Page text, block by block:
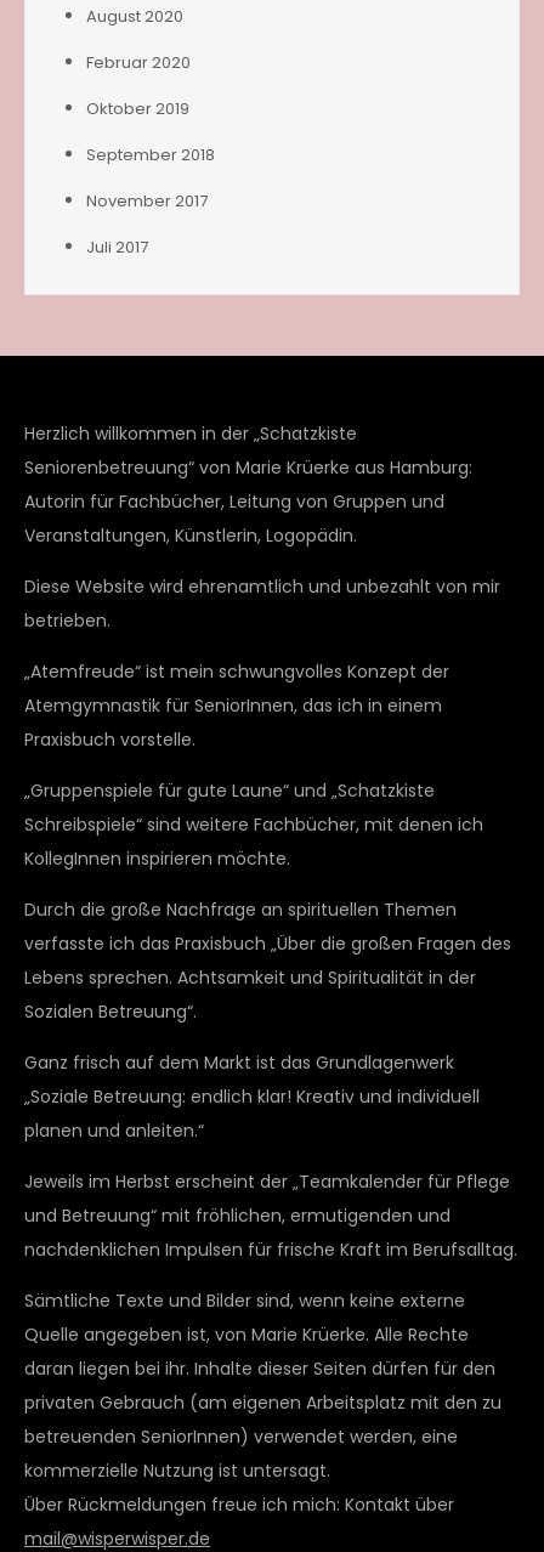
August 2020
Februar 2020
Oktober 2019
September 2018
November 2017
Juli 2017
Herzlich willkommen in der „Schatzkiste
Seniorenbetreuung“ von Marie Krüerke aus Hamburg:
Autorin für Fachbücher, Leitung von Gruppen und
Veranstaltungen, Künstlerin, Logopädin.
Diese Website wird ehrenamtlich und unbezahlt von mir
betrieben.
„Atemfreude“ ist mein schwungvolles Konzept der
Atemgymnastik für SeniorInnen, das ich in einem
Praxisbuch vorstelle.
„Gruppenspiele für gute Laune“ und „Schatzkiste
Schreibspiele“ sind weitere Fachbücher, mit denen ich
KollegInnen inspirieren möchte.
Durch die große Nachfrage an spirituellen Themen
verfasste ich das Praxisbuch „Über die großen Fragen des
Lebens sprechen. Achtsamkeit und Spiritualität in der
Sozialen Betreuung“.
Ganz frisch auf dem Markt ist das Grundlagenwerk
„Soziale Betreuung: endlich klar! Kreativ und individuell
planen und anleiten.“
Jeweils im Herbst erscheint der „Teamkalender für Pflege
und Betreuung“ mit fröhlichen, ermutigenden und
nachdenklichen Impulsen für frische Kraft im Berufsalltag.
Sämtliche Texte und Bilder sind, wenn keine externe
Quelle angegeben ist, von Marie Krüerke. Alle Rechte
daran liegen bei ihr. Inhalte dieser Seiten dürfen für den
privaten Gebrauch (am eigenen Arbeitsplatz mit den zu
betreuenden SeniorInnen) verwendet werden, eine
kommerzielle Nutzung ist untersagt.
Über Rückmeldungen freue ich mich: Kontakt über
mail@wisperwisper.de